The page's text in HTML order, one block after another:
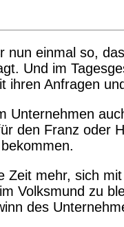
nun einmal so,
Und im
ihren Anfragen
Unternehmen
den Franz oder
Zeit mehr, sich
Volksmund zu
des